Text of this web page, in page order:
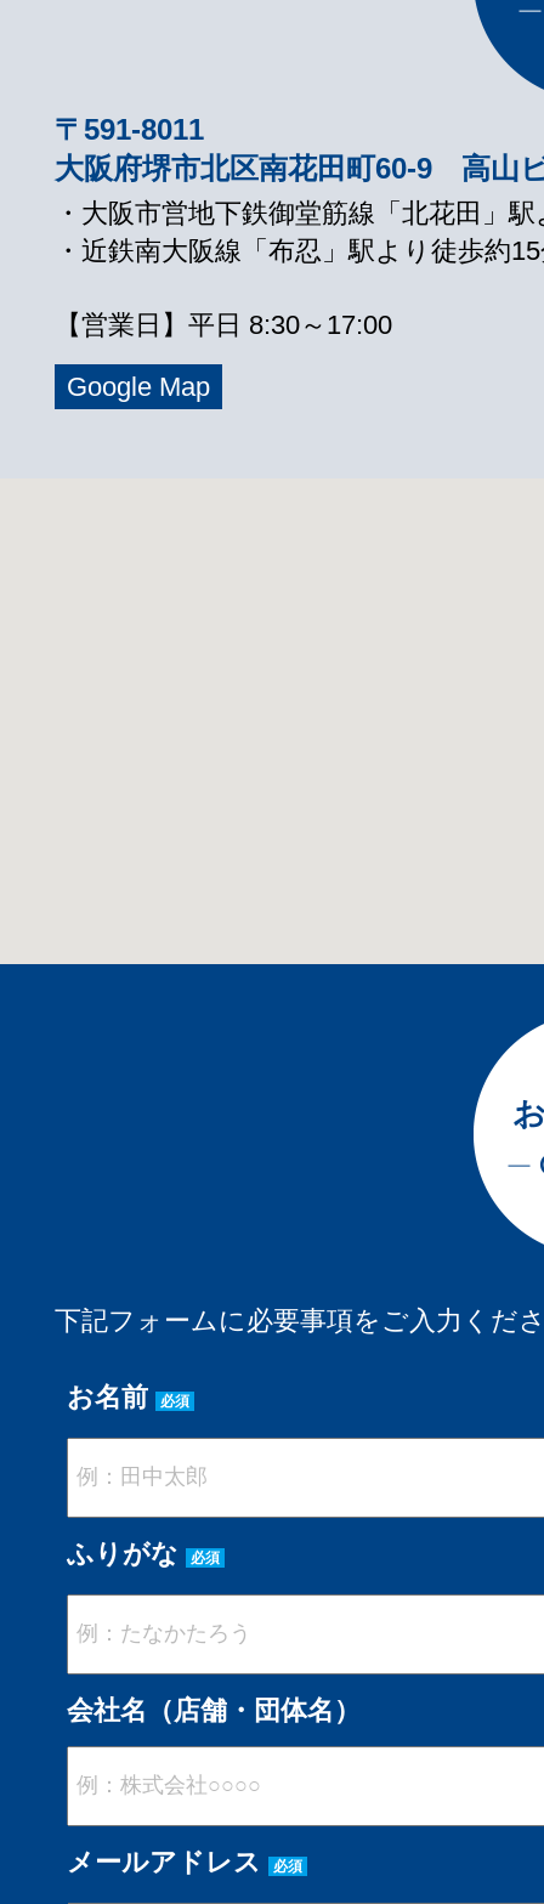
〒591-8011
大阪府堺市北区南花田町60-9 高山
・大阪市営地下鉄御堂筋線「北花田」
・近鉄南大阪線「布忍」駅より徒歩約
【営業日】平日 8:30～17:00
Google Map
下記フォームに必要事項をご入力くだ
お名前 必須
ふりがな 必須
会社名（店舗・団体名）
メールアドレス 必須